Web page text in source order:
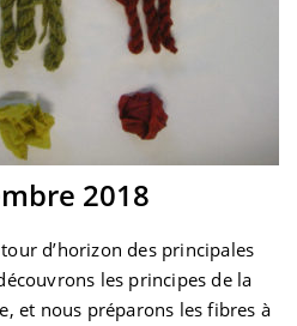
2018
d’horizon des principales
les principes de la
et nous préparons les fibres à